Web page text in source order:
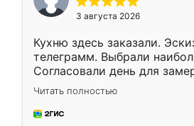
3 августа 2026
Кухню здесь заказали.
телеграмм. Выбрали
Согласовали день для
недели кухня была уже
довольны работой. Спасибо
мебель за качественную
Читать полностью